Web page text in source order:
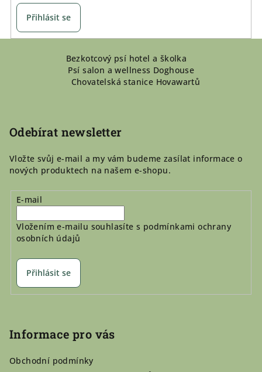
Přihlásit se
Bezkotcový psí hotel a školka
Psí salon a wellness Doghouse
Chovatelská stanice Hovawartů
Odebírat newsletter
Vložte svůj e-mail a my vám budeme zasílat informace o
nových produktech na našem e-shopu.
E-mail
Vložením e-mailu souhlasíte s podmínkami ochrany
osobních údajů
Přihlásit se
Informace pro vás
Obchodní podmínky